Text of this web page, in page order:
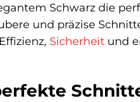
Schwarz die
und präzise
Sicherheit und